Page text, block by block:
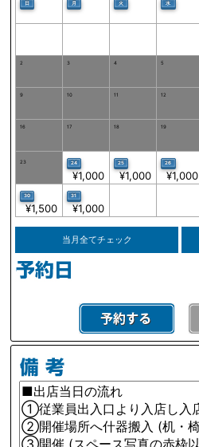
日 月 火 水
2 3 4 5
9 10 11 12
16 17 18 19
23 24
¥1,000
25
¥1,000
26
¥1,000
30
¥1,500
31
¥1,000
当月全てチェック